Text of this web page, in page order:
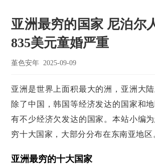
亚洲最穷的国家 尼泊尔
835美元童婚严重
堇色安年 2025-09-09
亚洲是世界上面积最大的洲，亚洲大陆
除了中国，韩国等经济发达的国家和
有不少经济欠发达的国家。本站小编
穷十大国家，大部分分布在东南亚地区
亚洲最穷的十大国家